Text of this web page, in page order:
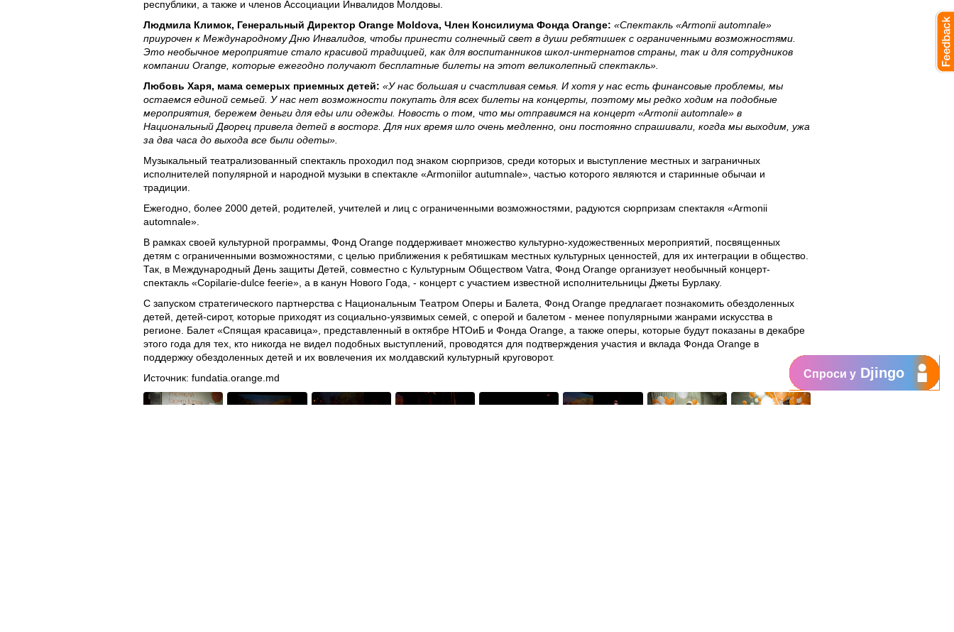
республики, а также и членов Ассоциации Инвалидов Молдовы.
Людмила Климок, Генеральный Директор Orange Moldova, Член Консилиума Фонда Orange: «Спектакль «Armonii automnale»
приурочен к Международному Дню Инвалидов, чтобы принести солнечный свет в души ребятишек с ограниченными возможностями.
Это необычное мероприятие стало красивой традицией, как для воспитанников школ-интернатов страны, так и для сотрудников
компании Orange, которые ежегодно получают бесплатные билеты на этот великолепный спектакль».
Любовь Харя, мама семерых приемных детей: «У нас большая и счастливая семья. И хотя у нас есть финансовые проблемы, мы
остаемся единой семьей. У нас нет возможности покупать для всех билеты на концерты, поэтому мы редко ходим на подобные
мероприятия, бережем деньги для еды или одежды. Новость о том, что мы отправимся на концерт «Armonii automnale» в
Национальный Дворец привела детей в восторг. Для них время шло очень медленно, они постоянно спрашивали, когда мы выходим, ужа
за два часа до выхода все были одеты».
Музыкальный театрализованный спектакль проходил под знаком сюрпризов, среди которых и выступление местных и заграничных
исполнителей популярной и народной музыки в спектакле «Armoniilor autumnale», частью которого являются и старинные обычаи и
традиции.
Ежегодно, более 2000 детей, родителей, учителей и лиц с ограниченными возможностями, радуются сюрпризам спектакля «Armonii
automnale».
В рамках своей культурной программы, Фонд Orange поддерживает множество культурно-художественных мероприятий, посвященных
детям с ограниченными возможностями, с целью приближения к ребятишкам местных культурных ценностей, для их интеграции в общество.
Так, в Международный День защиты Детей, совместно с Культурным Обществом Vatra, Фонд Orange организует необычный концерт-
спектакль «Copilarie-dulce feerie», а в канун Нового Года, - концерт с участием известной исполнительницы Джеты Бурлаку.
С запуском стратегического партнерства с Национальным Театром Оперы и Балета, Фонд Orange предлагает познакомить обездоленных
детей, детей-сирот, которые приходят из социально-уязвимых семей, с оперой и балетом - менее популярными жанрами искусства в
регионе. Балет «Спящая красавица», представленный в октябре НТОиБ и Фонда Orange, а также оперы, которые будут показаны в декабре
этого года для тех, кто никогда не видел подобных выступлений, проводятся для подтверждения участия и вклада Фонда Orange в
поддержку обездоленных детей и их вовлечения их молдавский культурный круговорот.
Источник: fundatia.orange.md Спроси у Djingo